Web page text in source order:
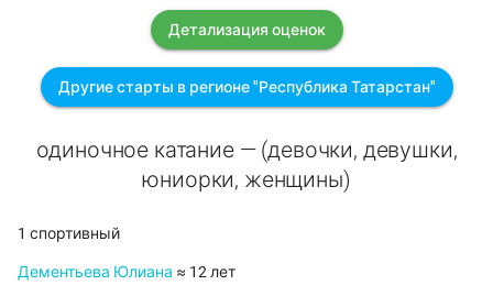
Детализация оценок
Другие старты в регионе "Республика Татарстан"
одиночное катание — (девочки, девушки,
юниорки, женщины)
1 спортивный
Дементьева Юлиана ≈ 12 лет